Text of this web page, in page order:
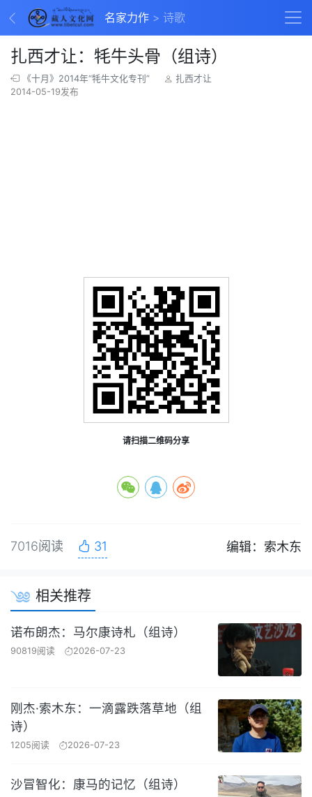
名家力作 诗歌
扎西才让：牦牛头骨（组诗）
《十月》2014年“牦牛文化专刊”
扎西才让
2014-05-19发布
请扫描二维码分享
7016阅读 31 编辑：索木东
相关推荐
诺布朗杰：马尔康诗札（组诗）
90819阅读 2026-07-23
刚杰·索木东：一滴露跌落草地（组
诗）
1205阅读 2026-07-23
沙冒智化：康马的记忆（组诗）